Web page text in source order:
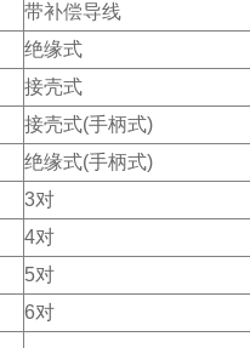
带补偿导线
绝缘式
接壳式
接壳式(手柄式)
绝缘式(手柄式)
3对
4对
5对
6对